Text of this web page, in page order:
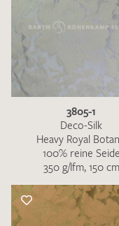
3805-1
Deco-Silk
Heavy Royal
100% reine Seide
350 g/lfm, 150 cm